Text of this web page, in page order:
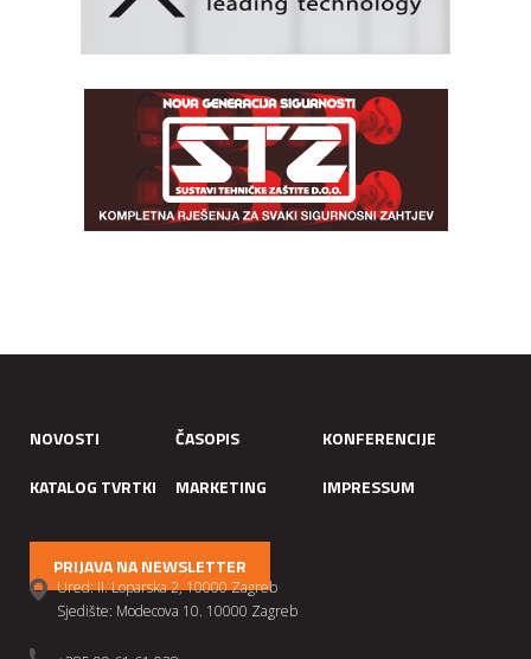
NOVOSTI ČASOPIS
KONFERENCIJE
KATALOG TVRTKI
MARKETING IMPRESSUM
PRIJAVA NA NEWSLETTER
Ured: II. Loparska 2, 10000 Zagreb
Sjedište: Modecova 10. 10000 Zagreb